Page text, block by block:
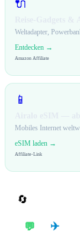
🔌
Weltadapter,
Entdecken →
Amazon Affiliate
📱
Mobiles Internet
eSIM laden →
Affiliate-Link
🔄
💬 ✈️